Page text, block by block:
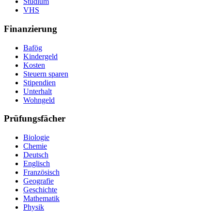
VHS
Finanzierung
Bafög
Kindergeld
Kosten
Steuern sparen
Stipendien
Unterhalt
Wohngeld
Prüfungsfächer
Biologie
Chemie
Deutsch
Englisch
Französisch
Geografie
Geschichte
Mathematik
Physik